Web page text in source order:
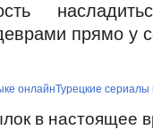
прямо у
онлайнТурецкие сериалы
в настоящее